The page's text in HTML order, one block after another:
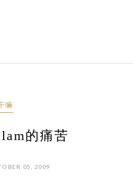
嘛
的痛苦
05, 2009